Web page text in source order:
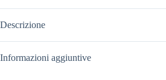
Descrizione
Informazioni aggiuntive